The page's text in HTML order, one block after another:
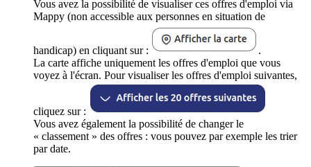
Vous avez la possibilité de visualiser ces offres d'emploi via
Mappy (non accessible aux personnes en situation de
handicap) en cliquant sur :
.
La carte affiche uniquement les offres d'emploi que vous
voyez à l'écran. Pour visualiser les offres d'emploi suivantes,
cliquez sur :
Vous avez également la possibilité de changer le
« classement » des offres : vous pouvez par exemple les trier
par date.